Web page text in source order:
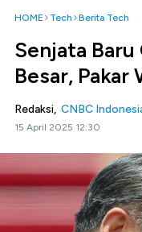
HOME Tech Berita Tech
Senjata Baru
Besar, Pakar
Redaksi, CNBC
15 April 2025 12:30